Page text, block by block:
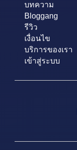
บทความ
Bloggang
รีวิว
เงื่อนไข
บริการของเรา
เข้าสู่ระบบ